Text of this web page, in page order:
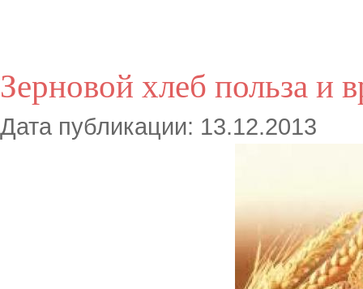
Зерновой хлеб польза и
Дата публикации: 13.12.2013